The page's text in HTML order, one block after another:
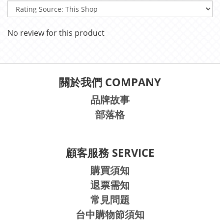
顧客服務 SERVICE
退票需知
常見問題
台中購物節須知
防詐騙宣導
聯絡我們 CONTACT US
門市與網路客服時間 :
週一至週日
09:00-18:00
(每日營業.全年無休)